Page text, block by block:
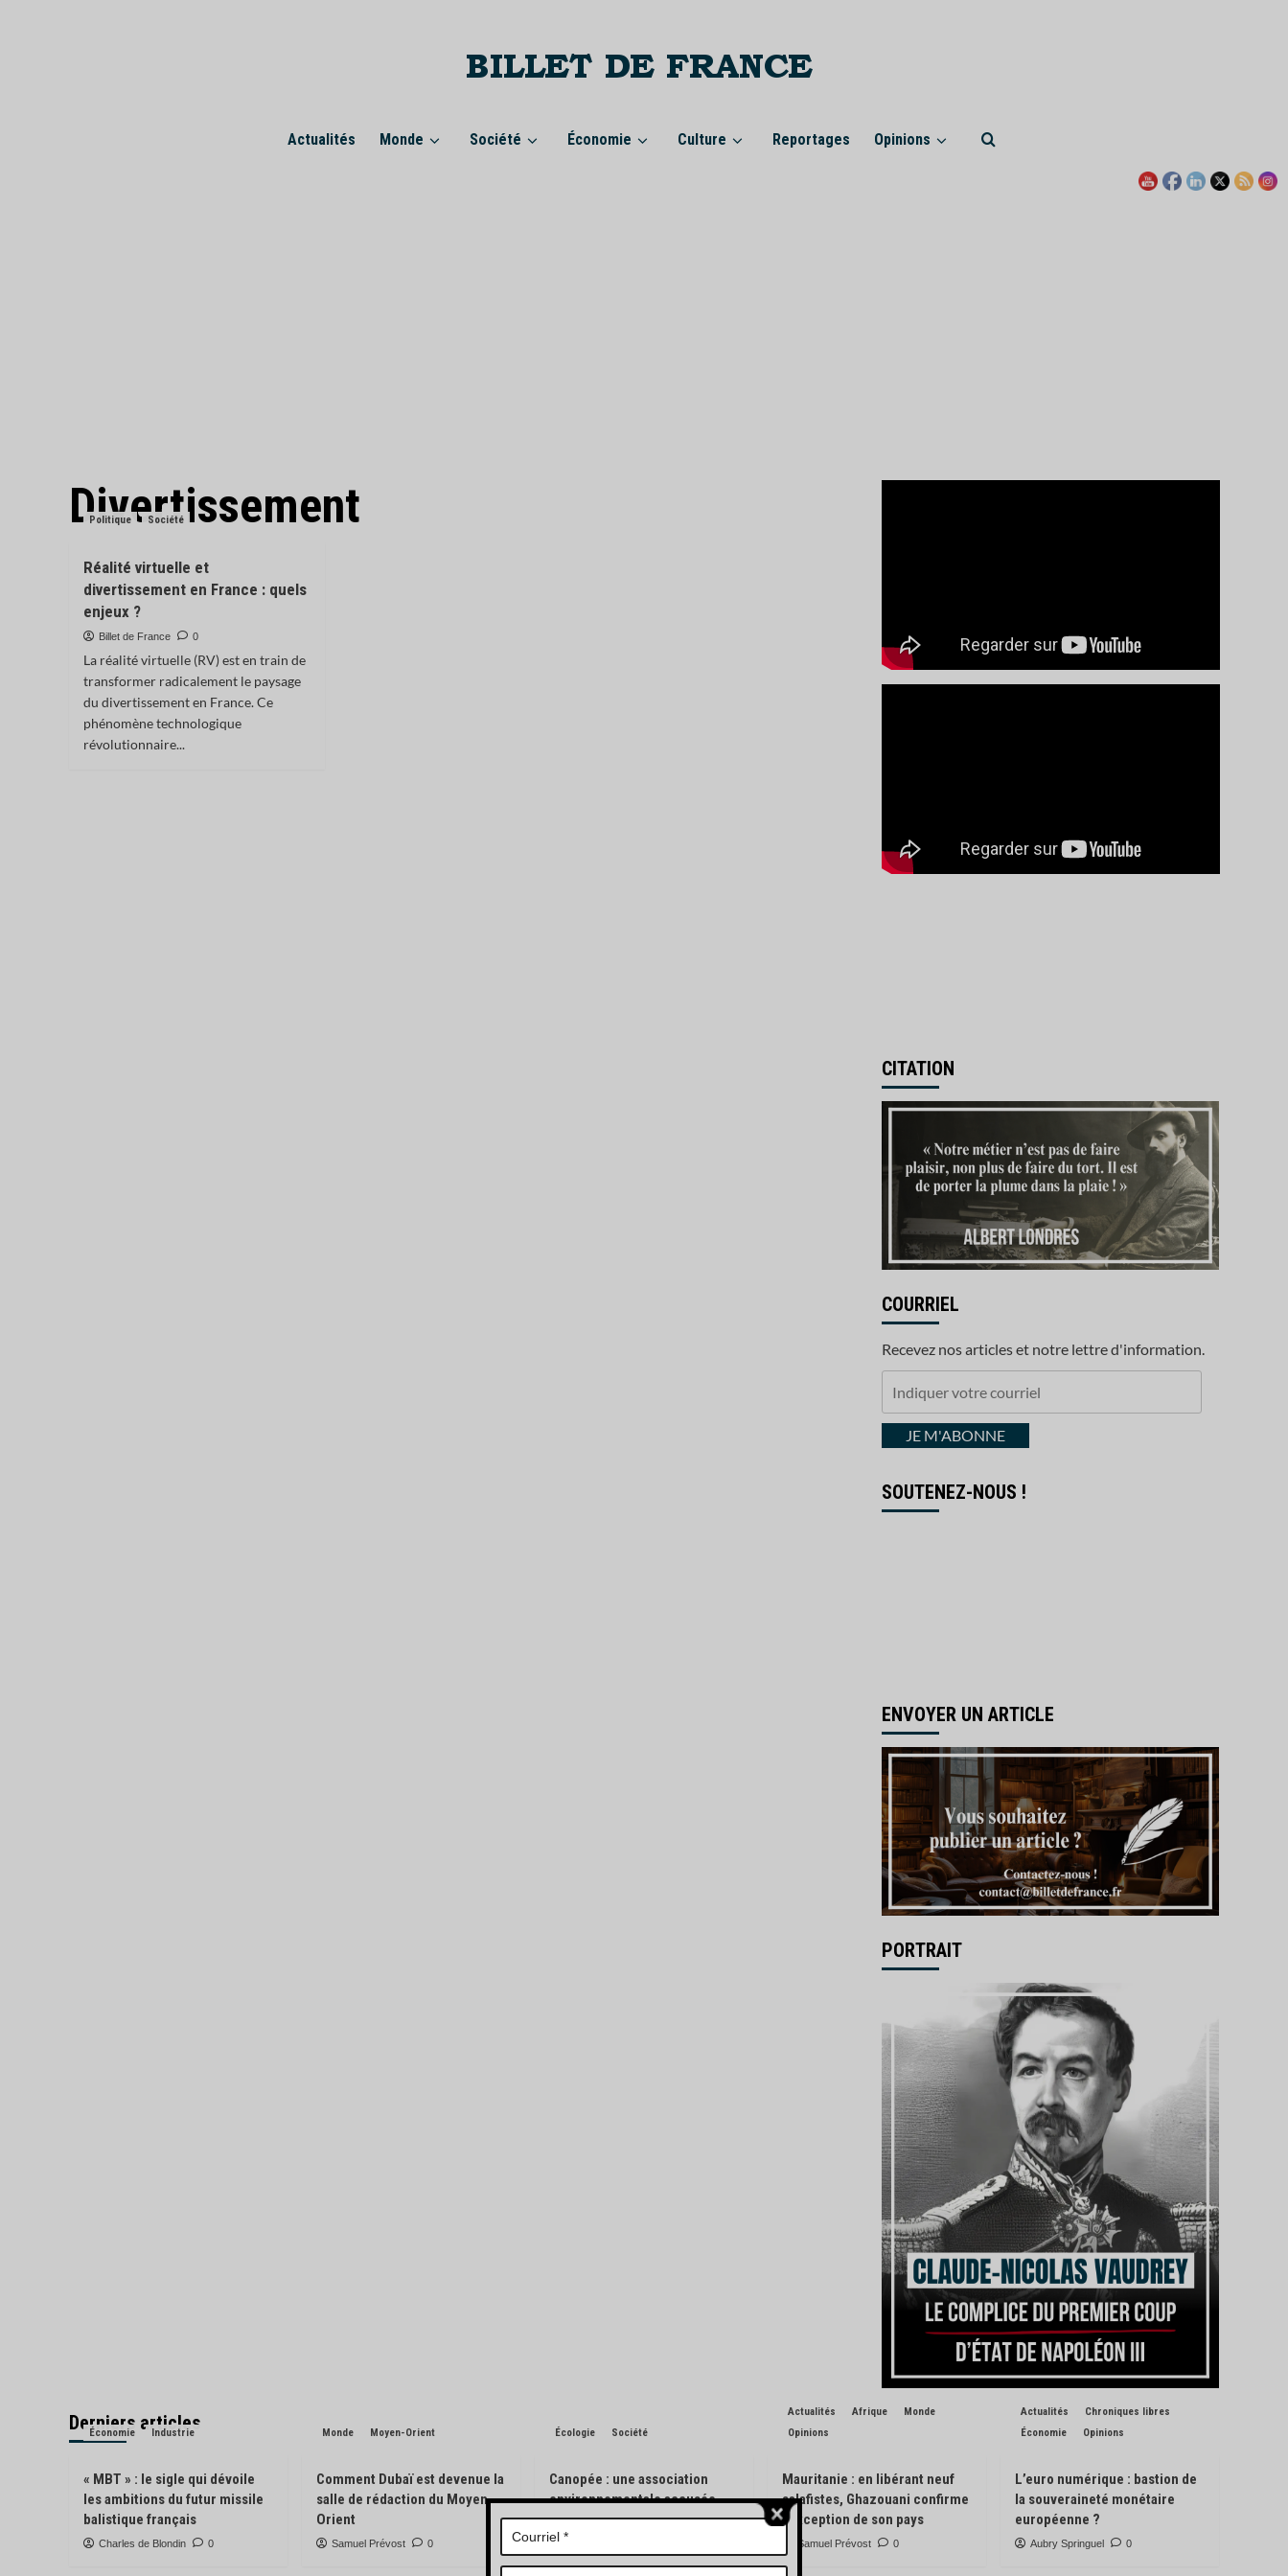
Actualités Monde Société Économie Culture Reportages Opinions
Divertissement
Politique Société
Réalité virtuelle et
divertissement en France : quels
enjeux ?
Billet de France 0
La réalité virtuelle (RV) est en train de
transformer radicalement le paysage
du divertissement en France. Ce
phénomène technologique
révolutionnaire...
CITATION
COURRIEL
Recevez nos articles et notre lettre d'information.
courrielJE M'ABONNE
SOUTENEZ-NOUS !
ENVOYER UN ARTICLE
PORTRAIT
Derniers articles
Économie Industrie
« MBT » : le sigle qui dévoile
les ambitions du futur missile
balistique français
Charles de Blondin 0
Monde Moyen-Orient
Comment Dubaï est devenue la
salle de rédaction du Moyen-
Orient
Samuel Prévost 0
Écologie Société
Canopée : une association
environnementale accusée
d’avoir pisté des engins
forestiers
Charles de Blondin 0
Actualités Afrique
Monde
Opinions
Mauritanie : en libérant neuf
salafistes, Ghazouani confirme
l’exception de son pays
Samuel Prévost 0
Actualités
Chroniques libres
Économie
Opinions
L’euro numérique : bastion de
la souveraineté monétaire
européenne ?
Aubry Springuel 0